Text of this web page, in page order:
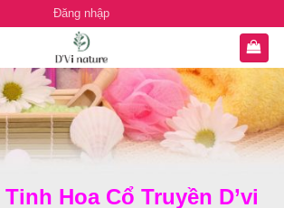
Đăng nhập
Hoa Cổ Truyền D’vi